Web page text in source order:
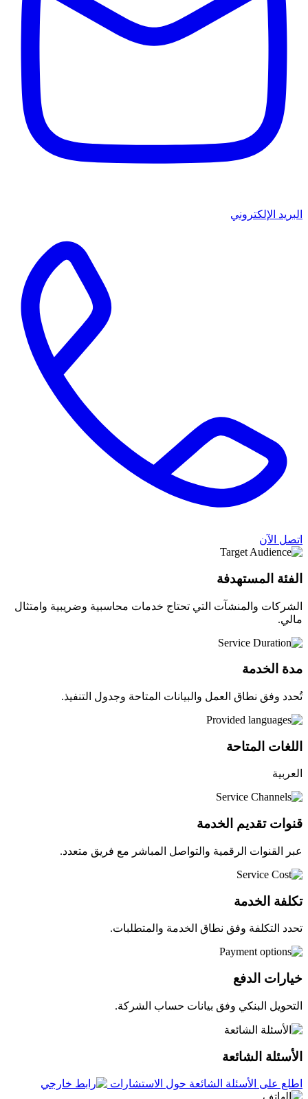
البريد الإلكتروني
اتصل الآن
الفئة المستهدفة
الشركات والمنشآت التي تحتاج خدمات محاسبية وضريبية وامتثال
مالي.
مدة الخدمة
تُحدد وفق نطاق العمل والبيانات المتاحة وجدول التنفيذ.
اللغات المتاحة
العربية
قنوات تقديم الخدمة
عبر القنوات الرقمية والتواصل المباشر مع فريق متعدد.
تكلفة الخدمة
تحدد التكلفة وفق نطاق الخدمة والمتطلبات.
خيارات الدفع
التحويل البنكي وفق بيانات حساب الشركة.
الأسئلة الشائعة
اطلع على الأسئلة الشائعة حول الاستشارات